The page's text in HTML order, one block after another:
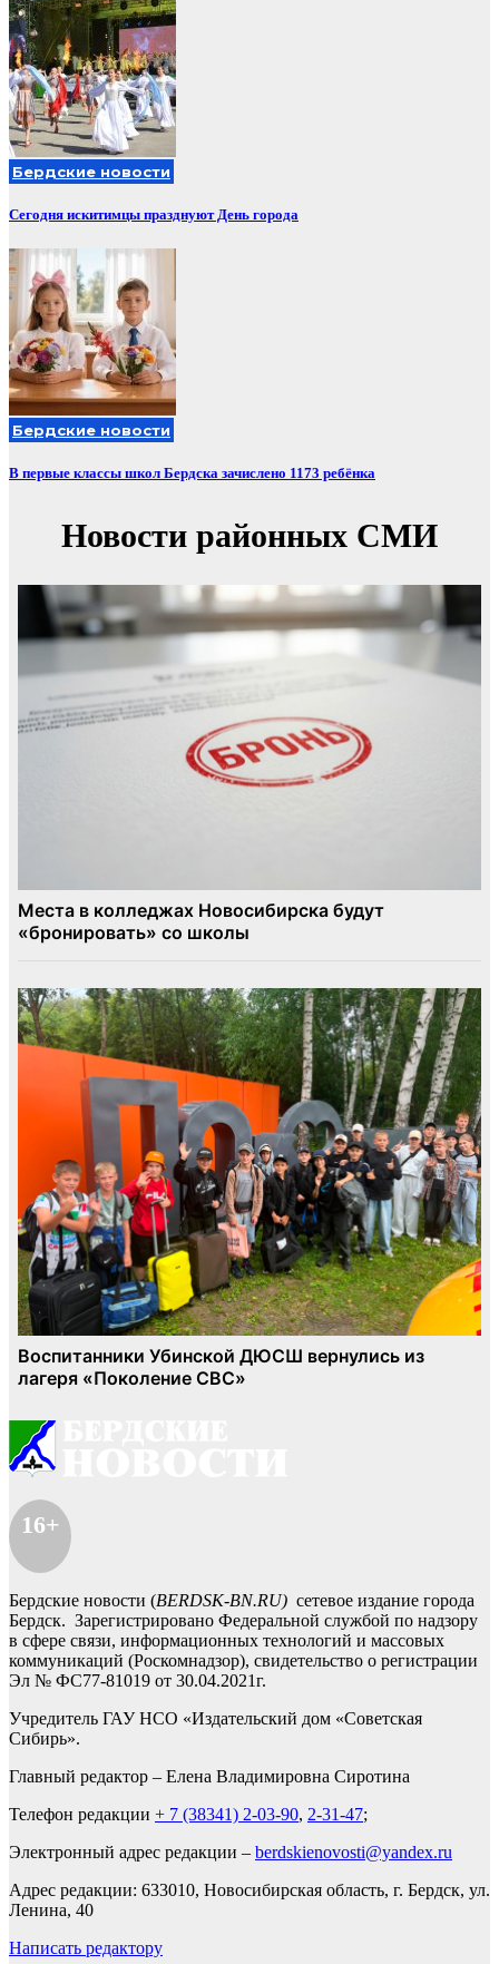
Бердские новости
Сегодня искитимцы празднуют День города
Бердские новости
В первые классы школ Бердска зачислено 1173 ребёнка
16+
Бердские новости (BERDSK-BN.RU) сетевое издание города
Бердск. Зарегистрировано Федеральной службой по надзору
в сфере связи, информационных технологий и массовых
коммуникаций (Роскомнадзор), свидетельство о регистрации
Эл № ФС77-81019 от 30.04.2021г.
Учредитель ГАУ НСО «Издательский дом «Советская
Сибирь».
Главный редактор – Елена Владимировна Сиротина
Телефон редакции + 7 (38341) 2-03-90, 2-31-47;
Электронный адрес редакции – berdskienovosti@yandex.ru
Адрес редакции: 633010, Новосибирская область, г. Бердск, ул.
Ленина, 40
Написать редактору